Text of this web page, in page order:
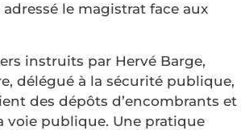
adressé le magistrat face aux
instruits par Hervé Barge,
délégué à la sécurité publique,
des dépôts d’encombrants et
voie publique. Une pratique